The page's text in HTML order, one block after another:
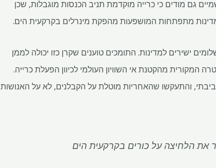
במו"מ בתחילת שנות ה-70. גורמים רשמיים גם מודים כי כרייה מוקדמת תניב הכנסות מוגבלות, שכן
מתפתחות המושפעות מהפקת מינרלים בקרקעית הים.
ישירים למדינות. התומכים טוענים שקרן כזו יכולה לממן
מהקטנת אי השוויון העולמי לכיוון הפעלת כרייה.
והתעקשו שהאחריות מוטלת על הקבלנים, לא על האנושות
את הלחיצה על כורים בקרקעית הים